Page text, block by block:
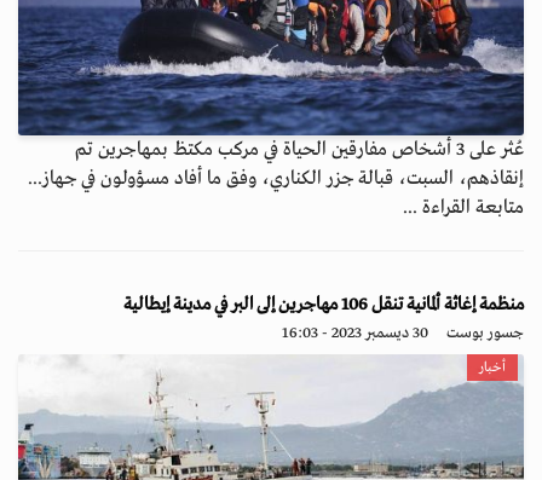
عُثر على 3 أشخاص مفارقين الحياة في مركب مكتظ بمهاجرين تم
إنقاذهم، السبت، قبالة جزر الكناري، وفق ما أفاد مسؤولون في جهاز...
متابعة القراءة ...
منظمة إغاثة ألمانية تنقل 106 مهاجرين إلى البر في مدينة إيطالية
جسور بوست 30 ديسمبر 2023 - 16:03
أخبار